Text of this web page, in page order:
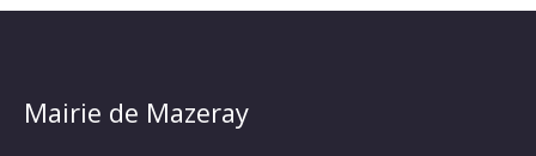
Mairie de Mazeray